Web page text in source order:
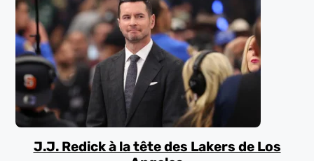
J.J. Redick à la tête des Lakers de Los